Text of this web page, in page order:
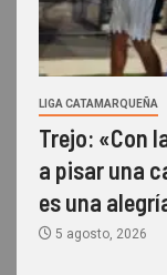
LIGA CATAMARQUEÑA
Trejo: «Con
a pisar una
es una
5 agosto, 2026